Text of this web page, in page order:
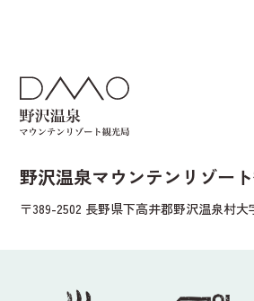
野沢温泉マウンテンリゾー
〒389-2502 長野県下高井郡野沢温泉村大